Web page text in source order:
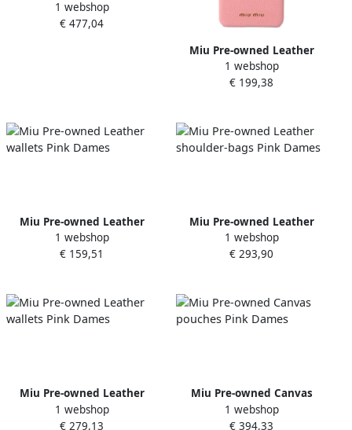
holders Pink Dames
1 webshop
€ 477,04
Miu Pre-owned Leather
home-office Pink Dames
1 webshop
€ 199,38
Miu Pre-owned Leather
wallets Pink Dames
1 webshop
€ 159,51
Miu Pre-owned Leather
shoulder-bags Pink Dames
1 webshop
€ 293,90
Miu Pre-owned Leather
wallets Pink Dames
1 webshop
€ 279,13
Miu Pre-owned Canvas
pouches Pink Dames
1 webshop
€ 394,33